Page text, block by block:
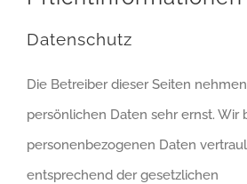
Datenschutz
Die Betreiber dieser Seiten
persönlichen Daten sehr ernst. Wir
personenbezogenen Daten
entsprechend der gesetzlichen